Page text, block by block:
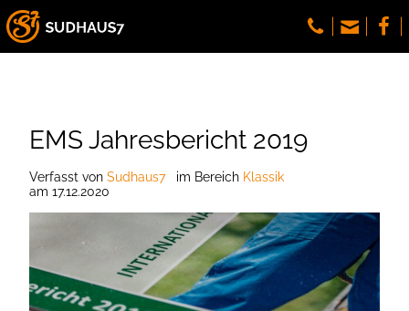
EMS Jahresbericht 2019
Verfasst von Sudhaus7 im Bereich Klassik
am 17.12.2020